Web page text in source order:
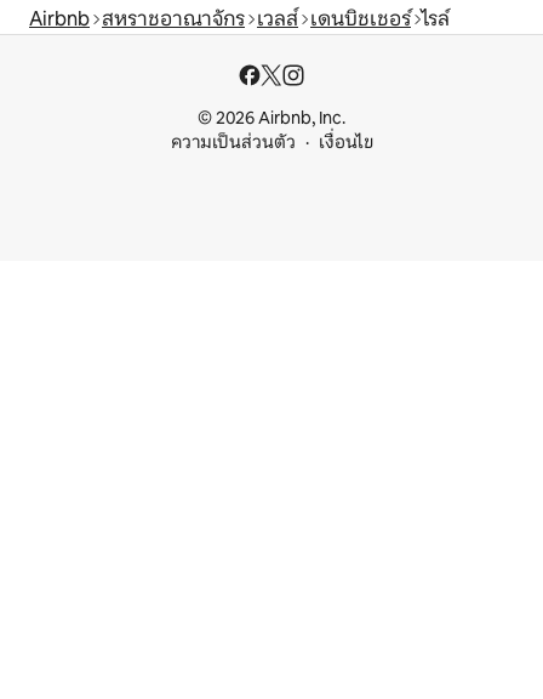
Airbnb สหราชอาณาจักร เวลส์ เดนบิชเชอร์ ไรล์
© 2026 Airbnb, Inc.
ความเป็นส่วนตัว
เงื่อนไข